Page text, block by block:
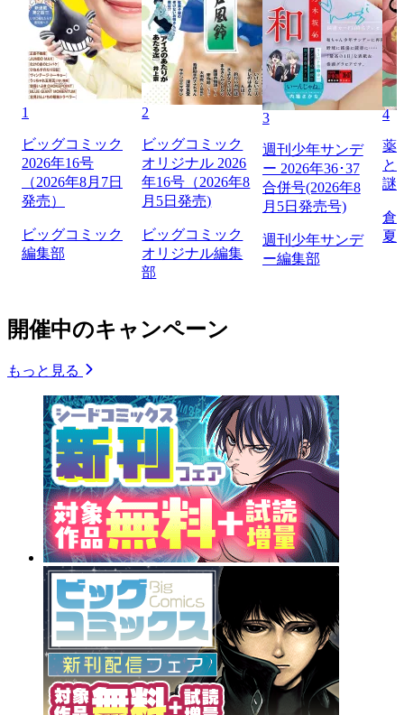
1
ビッグコミック
2026年16号
（2026年8月7日
発売）
ビッグコミック
編集部
2
ビッグコミック
オリジナル 2026
年16号（2026年8
月5日発売)
ビッグコミック
オリジナル編集
部
3
週刊少年サンデ
ー 2026年36･37
合併号(2026年8
月5日発売号)
週刊少年サンデ
ー編集部
4
薬
と
謎
倉
夏
開催中のキャンペーン
もっと見る